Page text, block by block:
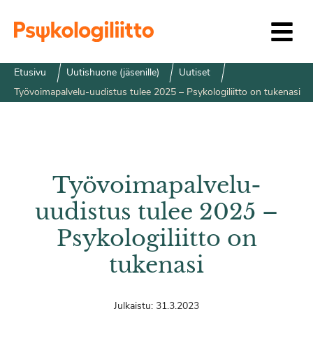
Etusivu Uutishuone (jäsenille)
Uutiset
Työvoimapalvelu-uudistus tulee 2025 – Psykologiliitto on tukenasi
Työvoimapalvelu-
uudistus tulee 2025 –
Psykologiliitto on
tukenasi
Julkaistu: 31.3.2023